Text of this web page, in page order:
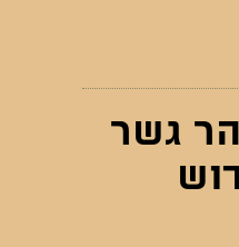
גשר